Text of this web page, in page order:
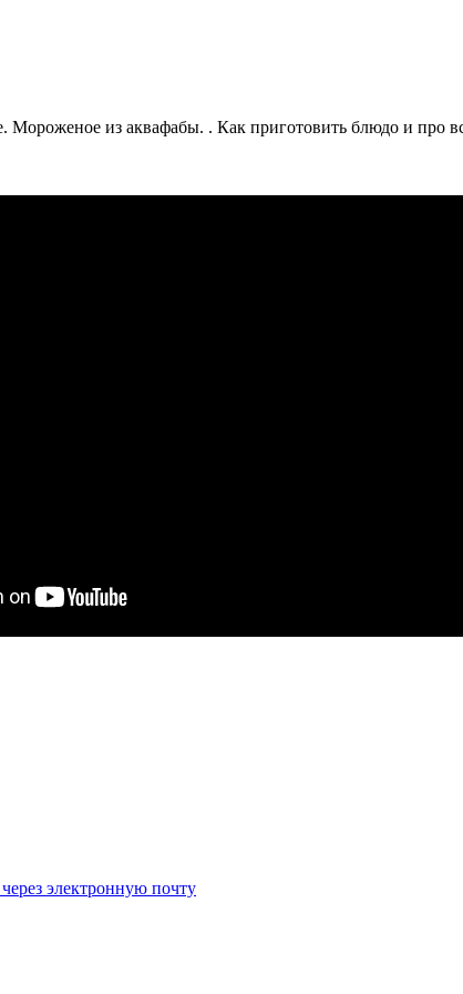
из аквафабы. . Как приготовить блюдо и про
электронную почту